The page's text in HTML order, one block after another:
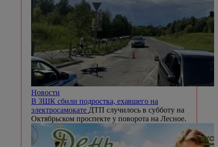
Новости
В ЗШК сбили подростка, ехавшего на
электросамокате ДТП случилось в субботу на
Октябрьском проспекте у поворота на Лесное.